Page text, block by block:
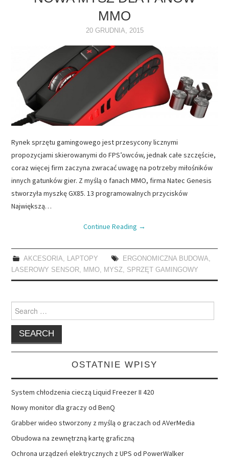
OPROGRAMOWANIE
INTERNET
MMO
20 GRUDNIA, 2015
Rynek sprzętu gamingowego jest przesycony licznymi
propozycjami skierowanymi do FPS’owców, jednak całe szczęście,
coraz więcej firm zaczyna zwracać uwagę na potrzeby miłośników
innych gatunków gier. Z myślą o fanach MMO, firma Natec Genesis
stworzyła myszkę GX85. 13 programowalnych przycisków
Największą…
Continue Reading →
AKCESORIA, LAPTOPY ERGONOMICZNA BUDOWA,
LASEROWY SENSOR, MMO, MYSZ, SPRZĘT GAMINGOWY
Search
for:
OSTATNIE WPISY
System chłodzenia cieczą Liquid Freezer II 420
Nowy monitor dla graczy od BenQ
Grabber wideo stworzony z myślą o graczach od AVerMedia
Obudowa na zewnętrzną kartę graficzną
Ochrona urządzeń elektrycznych z UPS od PowerWalker